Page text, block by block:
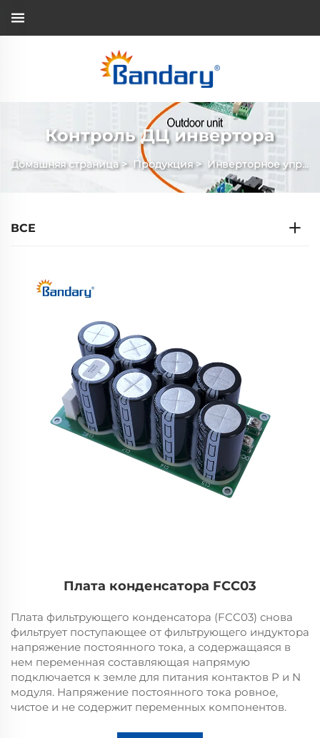
Контроль ДЦ инвертора
Домашняя страница> Продукция> Инверторное управление DC
ВСЕ
Плата конденсатора FCC03
Плата фильтрующего конденсатора (FCC03) снова
фильтрует поступающее от фильтрующего индуктора
напряжение постоянного тока, а содержащаяся в
нем переменная составляющая напрямую
подключается к земле для питания контактов P и N
модуля. Напряжение постоянного тока ровное,
чистое и не содержит переменных компонентов.